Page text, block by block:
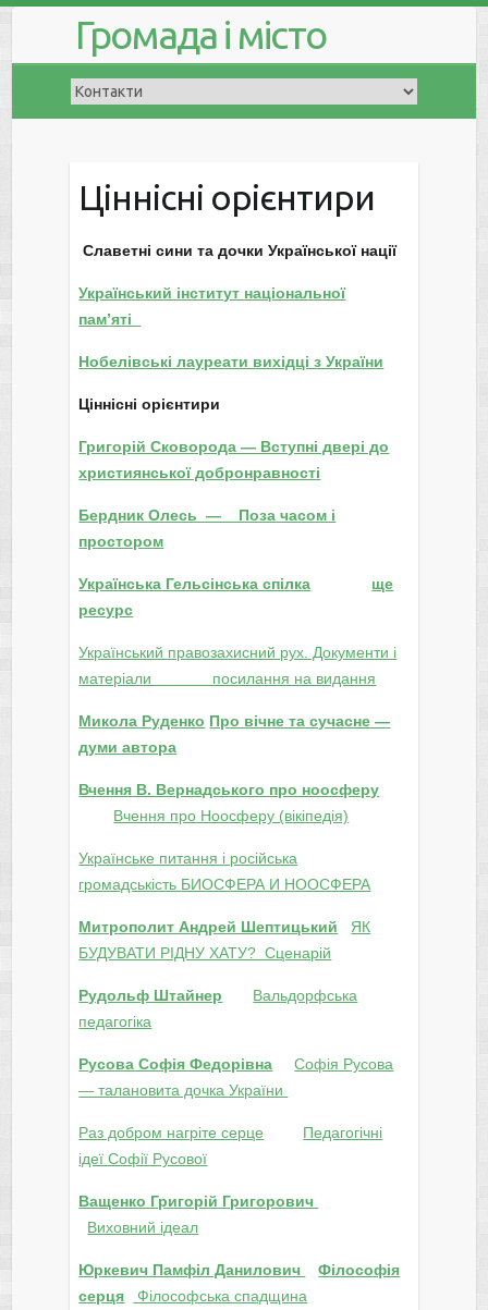
Громада і місто
Ціннісні орієнтири
Славетні сини та дочки Української нації
Український інститут національної
пам’яті
Нобелівські лауреати вихідці з України
Ціннісні орієнтири
Григорій Сковорода — Вступні двері до
християнської добронравності
Бердник Олесь — Поза часом і
простором
Українська Гельсінська спілка
ще
ресурс
Український правозахисний рух. Документи і
матеріали посилання на видання
Микола Руденко Про вічне та сучасне —
думи автора
Вчення В. Вернадського про ноосферу
Вчення про Ноосферу (вікіпедія)
Українське питання і російська
громадськість БИОСФЕРА И НООСФЕРА
Митрополит Андрей Шептицький
ЯК
БУДУВАТИ РІДНУ ХАТУ?Сценарій
Рудольф Штайнер
Вальдорфська
педагогіка
Русова Софія Федорівна
Софія Русова
— талановита дочка України
Раз добром нагріте серце
Педагогічні
ідеї Софії Русової
Ващенко Григорій Григорович
Виховний ідеал
Юркевич Памфіл Данилович
Філософія
серця
Філософська спадщина